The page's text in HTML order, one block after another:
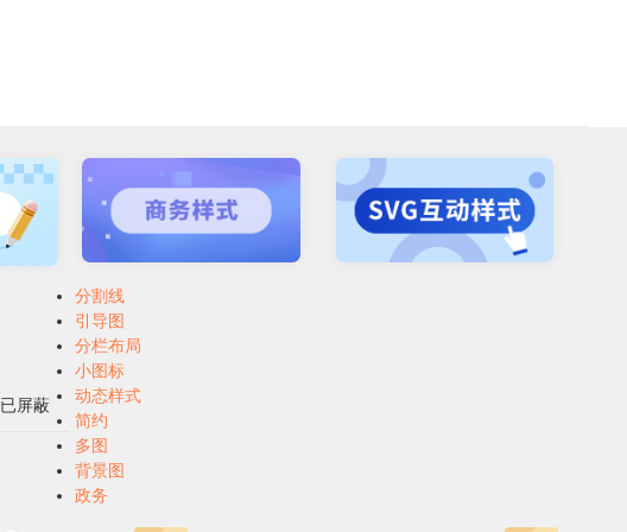
已屏蔽
分割线
引导图
分栏布局
小图标
动态样式
简约
多图
背景图
政务